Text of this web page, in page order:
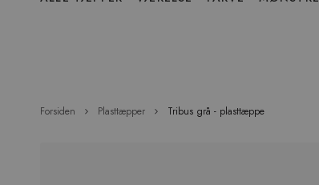
Forsiden Plasttæpper Tribus grå - plasttæppe